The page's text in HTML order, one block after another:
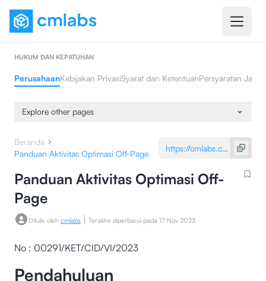
HUKUM DAN KEPATUHAN
PerusahaanKebijakan PrivasiSyarat dan KetentuanPersyaratan Jasa
Explore other pages
Beranda
Panduan Aktivitas Optimasi Off-Page
Panduan Aktivitas Optimasi Off-
Page
Ditulis oleh cmlabs | Terakhir diperbarui pada 17 Nov 2023
No : 00291/KET/CID/VI/2023
Pendahuluan